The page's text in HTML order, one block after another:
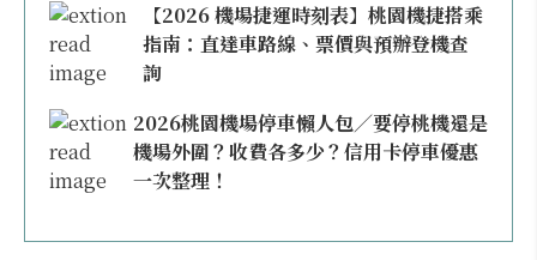
【2026 機場捷運時刻表】桃園機捷搭乘
指南：直達車路線、票價與預辦登機查
詢
2026桃園機場停車懶人包／要停桃機還是
機場外圍？收費各多少？信用卡停車優惠
一次整理！